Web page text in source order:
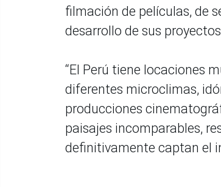
filmación de películas, de
desarrollo de sus
“El Perú tiene locaciones
diferentes microclimas,
producciones
paisajes incomparables,
definitivamente captan el